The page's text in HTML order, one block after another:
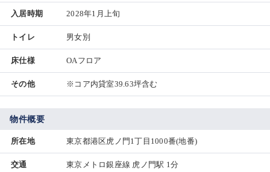
入居時期 2028年1月上旬
トイレ 男女別
床仕様 OAフロア
その他 ※コア内貸室39.63坪含む
物件概要
所在地 東京都港区虎ノ門1丁目1000番(地番)
交通
東京メトロ銀座線 虎ノ門駅 1分